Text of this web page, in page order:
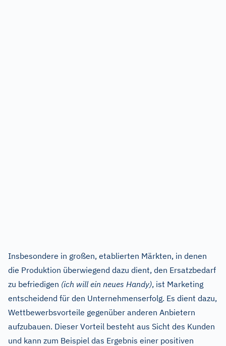
Insbesondere in großen, etablierten Märkten, in denen
die Produktion überwiegend dazu dient, den Ersatzbedarf
zu befriedigen (ich will ein neues Handy), ist Marketing
entscheidend für den Unternehmenserfolg. Es dient dazu,
Wettbewerbsvorteile gegenüber anderen Anbietern
aufzubauen. Dieser Vorteil besteht aus Sicht des Kunden
und kann zum Beispiel das Ergebnis einer positiven